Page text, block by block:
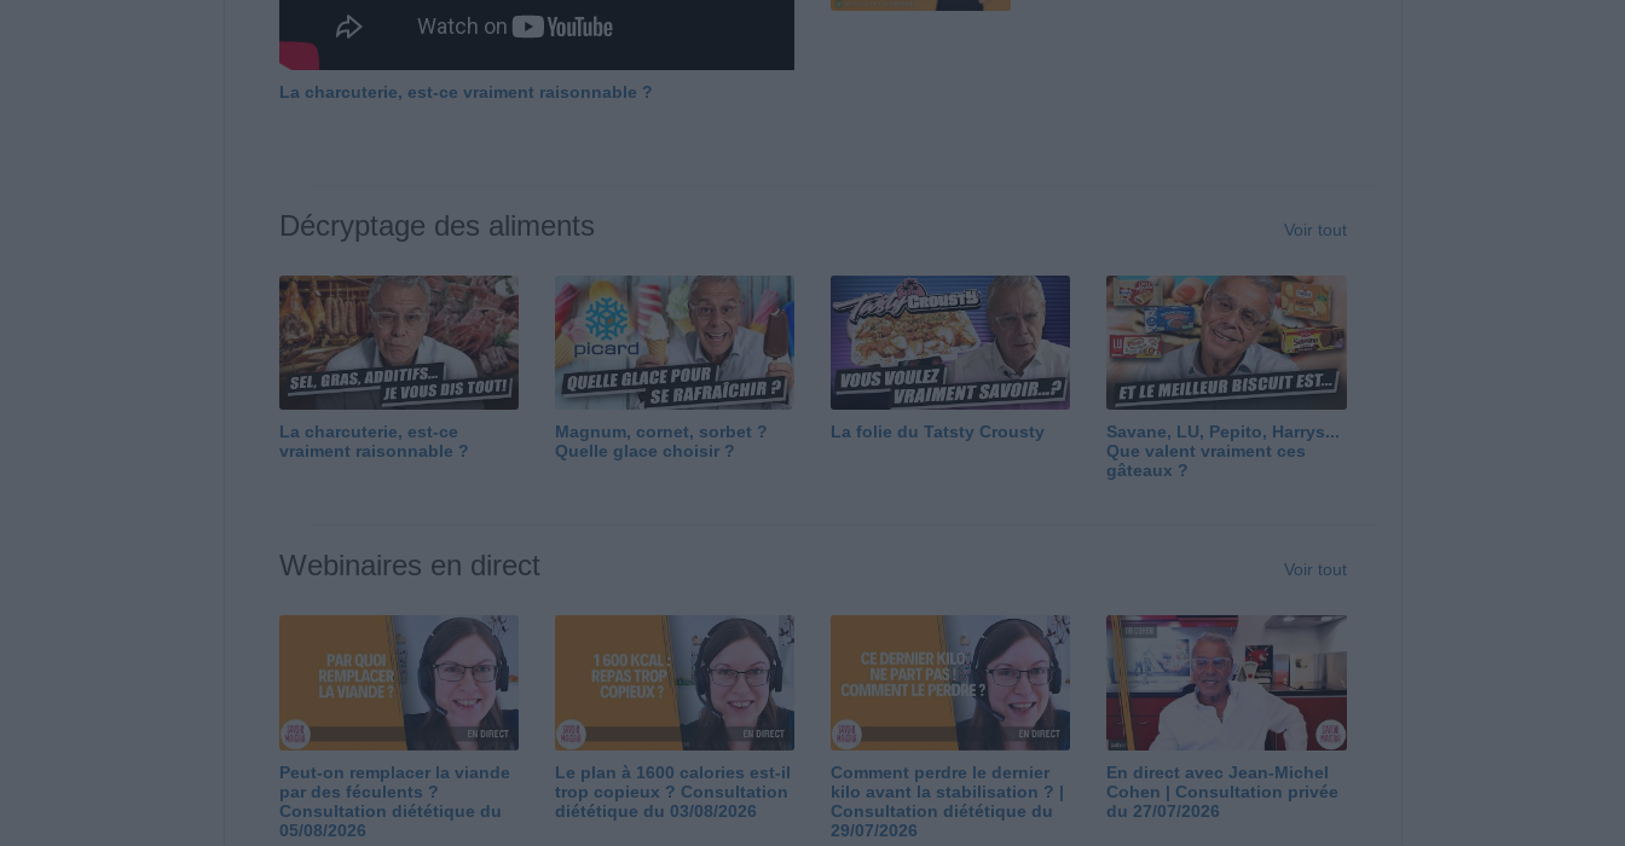
La charcuterie, est-ce vraiment raisonnable ?
Décryptage des aliments Voir tout
La charcuterie, est-ce
vraiment raisonnable ?
Magnum, cornet, sorbet ?
Quelle glace choisir ?
La folie du Tatsty Crousty
Savane, LU, Pepito, Harrys...
Que valent vraiment ces
gâteaux ?
Webinaires en direct Voir tout
Peut-on remplacer la viande
par des féculents ?
Consultation diététique du
05/08/2026
Le plan à 1600 calories est-il
trop copieux ? Consultation
diététique du 03/08/2026
Comment perdre le dernier
kilo avant la stabilisation ? |
Consultation diététique du
29/07/2026
En direct avec Jean-Michel
Cohen | Consultation privée
du 27/07/2026